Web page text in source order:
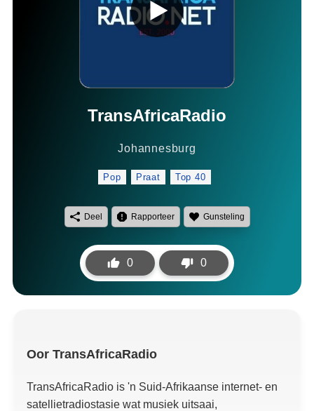
TransAfricaRadio
Johannesburg
Pop Praat Top 40
Deel Rapporteer Gunsteling
0 0
Oor TransAfricaRadio
TransAfricaRadio is 'n Suid-Afrikaanse internet- en
satellietradiostasie wat musiek uitsaai,